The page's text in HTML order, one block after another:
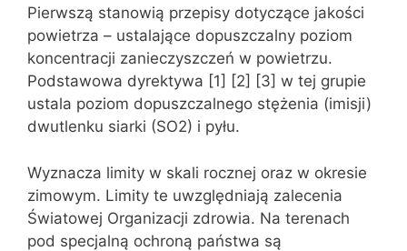
Pierwszą stanowią przepisy dotyczące jakości
powietrza – ustalające dopuszczalny poziom
koncentracji zanieczyszczeń w powietrzu.
Podstawowa dyrektywa [1] [2] [3] w tej grupie
ustala poziom dopuszczalnego stężenia (imisji)
dwutlenku siarki (SO2) i pyłu.
Wyznacza limity w skali rocznej oraz w okresie
zimowym. Limity te uwzględniają zalecenia
Światowej Organizacji zdrowia. Na terenach
pod specjalną ochroną państwa są